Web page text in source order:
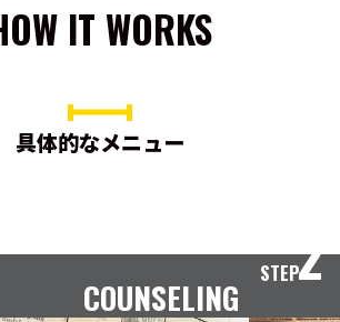
IT WORKS
具体的なメニュー
COUNSELING
STEP2